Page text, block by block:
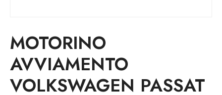
MOTORINO
AVVIAMENTO
VOLKSWAGEN PASSAT